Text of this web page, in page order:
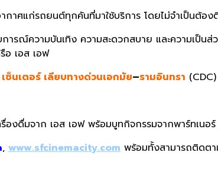
กาศแก่รถยนต์ทุกคันที่มาใช้บริการ โดยไม่จำเป็นต้
การณ์ความบันเทิง ความสะดวกสบาย และความเป็
อ เอส เอฟ
ซ็นเตอร์ เลียบทางด่วนเอกมัย–รามอินทรา
องดื่มจาก เอส เอฟ พร้อมบูทกิจกรรมจากพาร์ทเนอ
, www.sfcinemacity.com พร้อมทั้งสามารถติดตา